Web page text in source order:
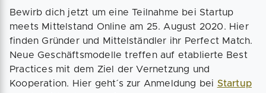
Bewirb dich jetzt um eine Teilnahme bei Startup
meets Mittelstand Online am 25. August 2020. Hier
finden Gründer und Mittelständler ihr Perfect Match.
Neue Geschäftsmodelle treffen auf etablierte Best
Practices mit dem Ziel der Vernetzung und
Kooperation. Hier geht´s zur Anmeldung bei Startup